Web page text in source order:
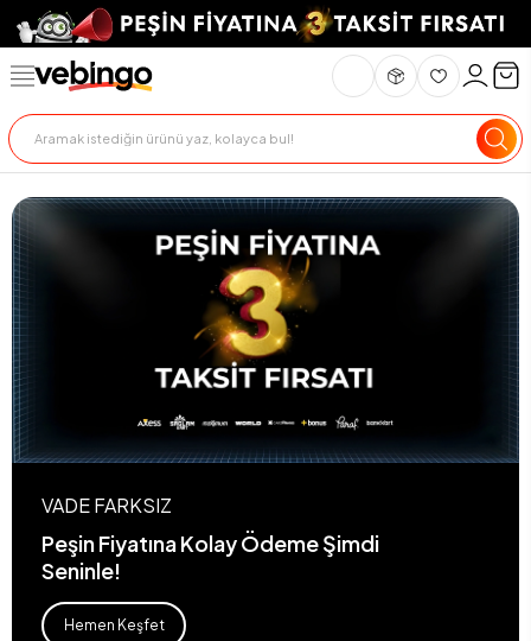
VADE FARKSIZ
Peşin Fiyatına Kolay Ödeme Şimdi
Seninle!
Hemen Keşfet